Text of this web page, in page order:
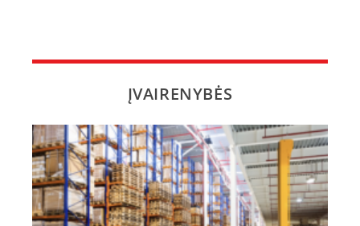
ĮVAIRENYBĖS